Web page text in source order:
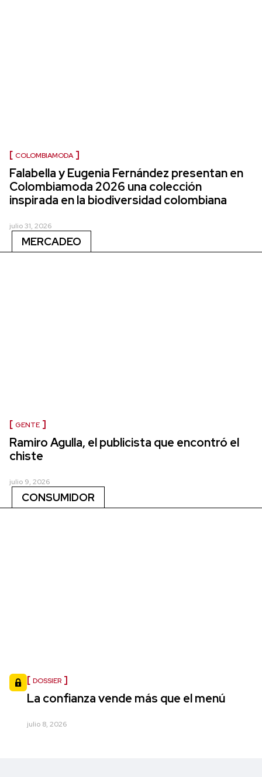
COLOMBIAMODA
Falabella y Eugenia Fernández presentan en
Colombiamoda 2026 una colección
inspirada en la biodiversidad colombiana
julio 31, 2026
MERCADEO
GENTE
Ramiro Agulla, el publicista que encontró el
chiste
julio 9, 2026
CONSUMIDOR
DOSSIER
La confianza vende más que el menú
julio 8, 2026